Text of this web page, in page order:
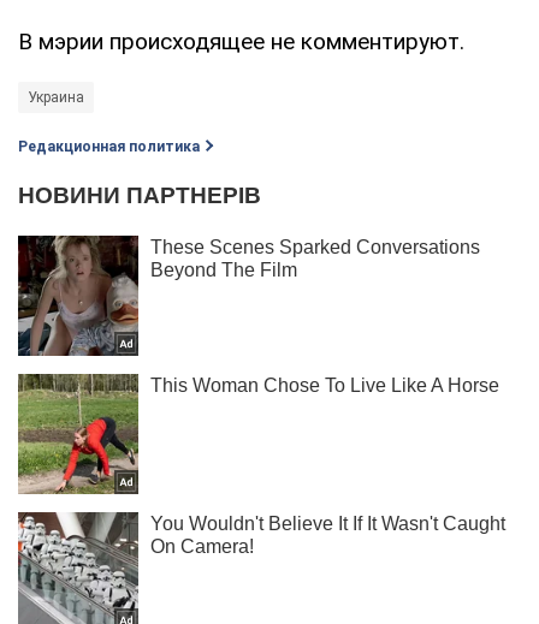
В мэрии происходящее не комментируют.
Украина
Редакционная политика